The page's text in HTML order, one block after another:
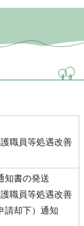
職員等処遇改善
知書の発送
職員等処遇改善
請却下）通知